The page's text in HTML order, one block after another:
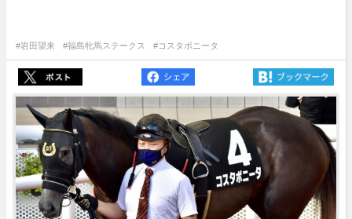
#岩田望来 #福島牝馬ステークス #コスタボニータ